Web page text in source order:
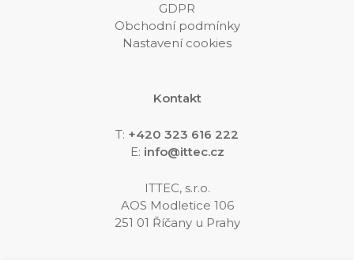
GDPR
Obchodní podmínky
Nastavení cookies
Kontakt
T: +420 323 616 222
E: info@ittec.cz
ITTEC, s.r.o.
AOS Modletice 106
251 01 Říčany u Prahy